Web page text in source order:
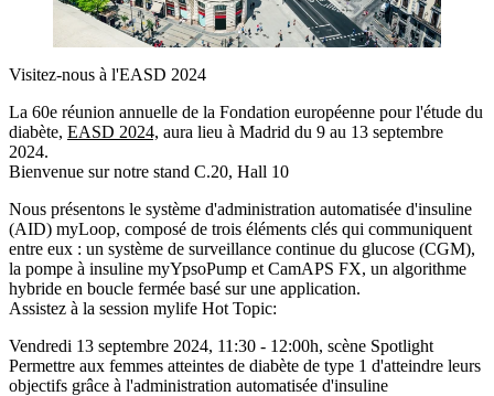
Visitez-nous à l'EASD 2024
La 60e réunion annuelle de la Fondation européenne pour l'étude du
diabète, EASD 2024, aura lieu à Madrid du 9 au 13 septembre
2024.
Bienvenue sur notre stand C.20, Hall 10
Nous présentons le système d'administration automatisée d'insuline
(AID) myLoop, composé de trois éléments clés qui communiquent
entre eux : un système de surveillance continue du glucose (CGM),
la pompe à insuline myYpsoPump et CamAPS FX, un algorithme
hybride en boucle fermée basé sur une application.
Assistez à la session mylife Hot Topic:
Vendredi 13 septembre 2024, 11:30 - 12:00h, scène Spotlight
Permettre aux femmes atteintes de diabète de type 1 d'atteindre leurs
objectifs grâce à l'administration automatisée d'insuline